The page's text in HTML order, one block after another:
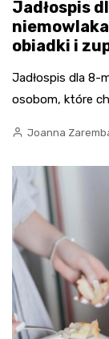
Jadłospis
obiadki i
Jadłospis dla 8-
osobom, które
Joanna